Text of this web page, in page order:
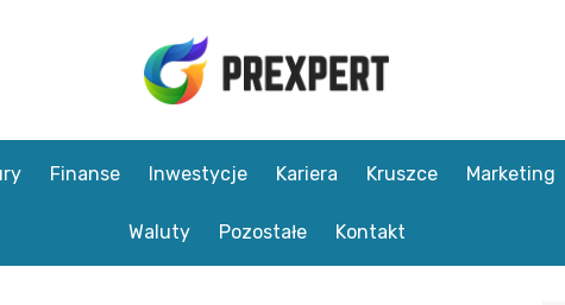
Finanse Inwestycje Kariera Kruszce Marketing
Waluty Pozostałe Kontakt